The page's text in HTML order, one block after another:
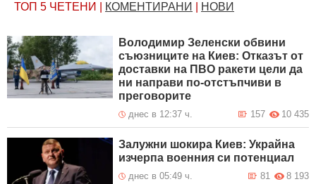
ТОП 5 ЧЕТЕНИ КОМЕНТИРАНИ НОВИ
Володимир Зеленски обвини
съюзниците на Киев: Отказът от
доставки на ПВО ракети цели да
ни направи по-отстъпчиви в
преговорите
днес в 12:37 ч. 10 435
157
Залужни шокира Киев: Украйна
изчерпа военния си потенциал
днес в 05:49 ч. 8 193
81